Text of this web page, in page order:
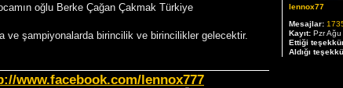
lennox77
Mesajlar:
Kayıt: Pzr
Ettiği
Aldığı
oğlu Berke Çağan Çakmak Türkiye
ve şampiyonalarda birincilik ve birincilikler gelecektir.
www.facebook.com/lennox777